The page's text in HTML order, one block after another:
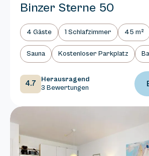
Binzer Sterne 50
4 Gäste 1 Schlafzimmer 45 m²
Sauna Kostenloser Parkplatz
4.7
Herausragend
3 Bewertungen